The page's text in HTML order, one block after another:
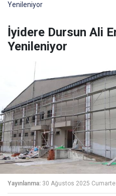
Yenileniyor
İyidere Dursun Ali
Yenileniyor
Yayınlanma: 30 Ağustos 2025